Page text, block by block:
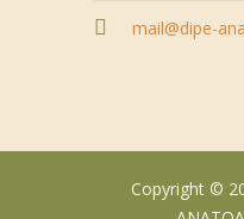
mail@dipe-
Copyright ©